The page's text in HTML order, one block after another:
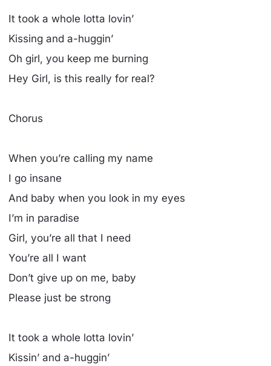
It took a whole lotta lovin’
Kissing and a-huggin’
Oh girl, you keep me burning
Hey Girl, is this really for real?
Chorus
When you’re calling my name
I go insane
And baby when you look in my eyes
I’m in paradise
Girl, you’re all that I need
You’re all I want
Don’t give up on me, baby
Please just be strong
It took a whole lotta lovin’
Kissin’ and a-huggin’